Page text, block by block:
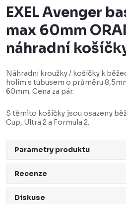
EXEL Avenger
max 60mm
náhradní
Náhradní kroužky / košíčky k
holím s tubusem o průměru
60mm. Cena za pár.
S těmito košíčky jsou osazeny
Cup, Ultra 2 a Formula 2.
Parametry produktu
Recenze
Diskuse